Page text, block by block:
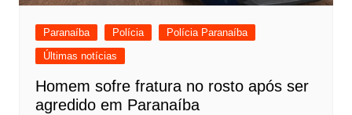
Paranaíba Polícia
Polícia Paranaíba
Últimas notícias
Homem sofre fratura no rosto após ser
agredido em Paranaíba